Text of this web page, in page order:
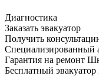
Диагностика
Заказать эвакуатор
Получить
Специализированный
Гарантия на ремонт
Бесплатный